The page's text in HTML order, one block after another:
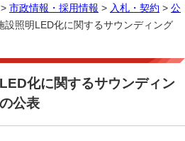
> 市政情報・採用情報 > 入札・契約 > 公
設照明LED化に関するサウンディング
化に関するサウンディン
公表